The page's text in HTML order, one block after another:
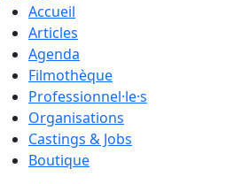
Accueil
Articles
Agenda
Filmothèque
Professionnel·le·s
Organisations
Castings & Jobs
Boutique